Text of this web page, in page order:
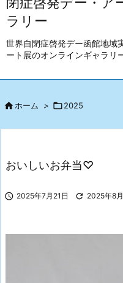
ラリー
世界自閉症啓発デー函館地域
ート展のオンラインギャラリ
ホーム > 2025
おいしいお弁当♡
 2025年7月21日  2025年8